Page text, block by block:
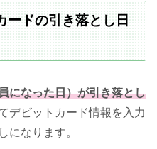
ードの引き落とし日
になった日）が引き落とし
デビットカード情報を入力
になります。